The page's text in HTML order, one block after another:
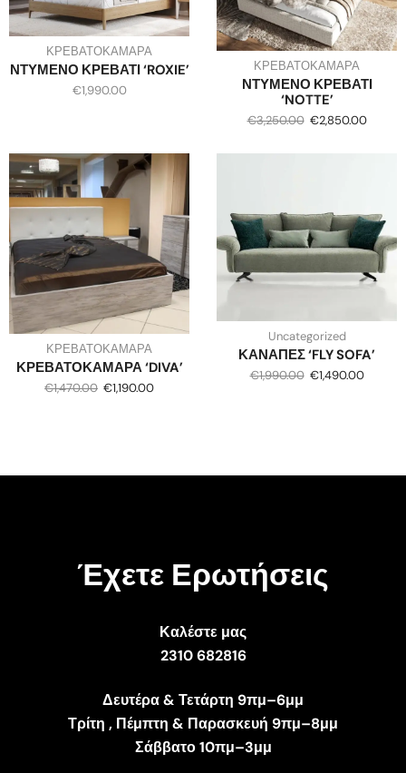
ΚΡΕΒΑΤΟΚΑΜΑΡΑ
ΝΤΥΜΕΝΟ ΚΡΕΒΑΤΙ ‘ROXIE’
€1,990.00
ΚΡΕΒΑΤΟΚΑΜΑΡΑ
ΝΤΥΜΕΝΟ ΚΡΕΒΑΤΙ
‘NOTTE’
€3,250.00 €2,850.00
ΚΡΕΒΑΤΟΚΑΜΑΡΑ
ΚΡΕΒΑΤΟΚΑΜΑΡΑ ‘DIVA’
€1,470.00 €1,190.00
Uncategorized
ΚΑΝΑΠΕΣ ‘FLY SOFA’
€1,990.00 €1,490.00
Έχετε Ερωτήσεις
Καλέστε μας
2310 682816
Δευτέρα & Τετάρτη 9πμ–6μμ
Τρίτη , Πέμπτη & Παρασκευή 9πμ–8μμ
Σάββατο 10πμ–3μμ